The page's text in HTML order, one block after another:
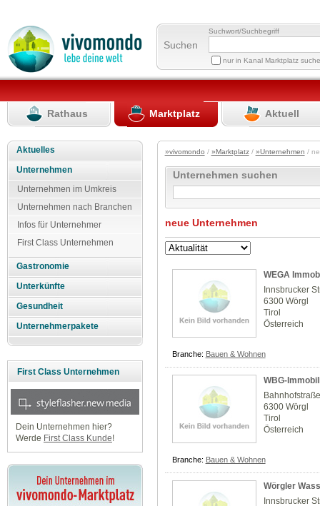
Suchen
Suchwort/Suchbegriff
nur in Kanal Marktplatz
Rathaus Marktplatz Aktuell
Aktuelles
Unternehmen
Unternehmen im Umkreis
Unternehmen nach Branchen
Infos für Unternehmer
First Class Unternehmen
Gastronomie
Unterkünfte
Gesundheit
Unternehmerpakete
First Class Unternehmen
Dein Unternehmen hier?
Werde First Class Kunde!
»vivomondo / »Marktplatz/ »Unternehmen /
Unternehmen suchen
neue Unternehmen
WEGA
Innsbrucker
6300 Wörgl
Tirol
Österreich
Branche: Bauen & Wohnen
WBG-
6300 Wörgl
Tirol
Österreich
Branche: Bauen & Wohnen
Wörgler
Innsbrucker